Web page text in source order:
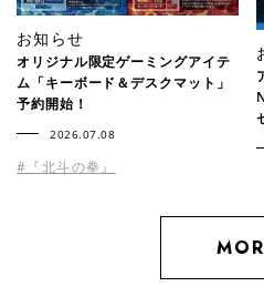
お知らせ
オリジナル限定ゲーミングアイテ
ム「キーボード＆デスクマット」
予約開始！
2026.07.08
#『北斗の拳』